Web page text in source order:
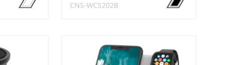
CNS-WCS202B